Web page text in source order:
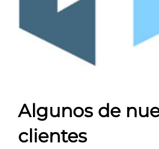
Algunos de
clientes